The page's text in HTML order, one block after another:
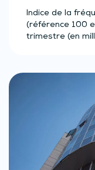
Indice de la
(référence 100
trimestre (en